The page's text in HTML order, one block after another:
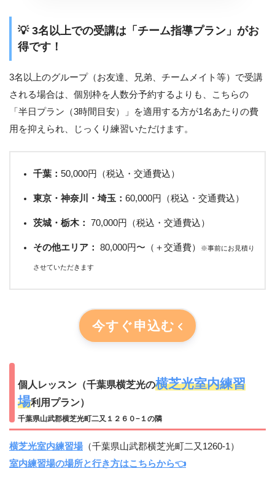
💡 3名以上での受講は「チーム指導プラン」がお
得です！
3名以上のグループ（お友達、兄弟、チームメイト等）で受講
される場合は、個別枠を人数分予約するよりも、こちらの
「半日プラン（3時間目安）」を適用する方が1名あたりの費
用を抑えられ、じっくり練習いただけます。
千葉：50,000円（税込・交通費込）
東京・神奈川・埼玉：60,000円（税込・交通費込）
茨城・栃木： 70,000円（税込・交通費込）
その他エリア： 80,000円〜（＋交通費） ※事前にお見積り
させていただきます
今すぐ申込む
個人レッスン（千葉県横芝光の横芝光室内練習
場利用プラン）
千葉県山武郡横芝光町二又１２６０−１の隣
横芝光室内練習場 （千葉県山武郡横芝光町二又1260-1）
室内練習場の場所と行き方はこちらから👈